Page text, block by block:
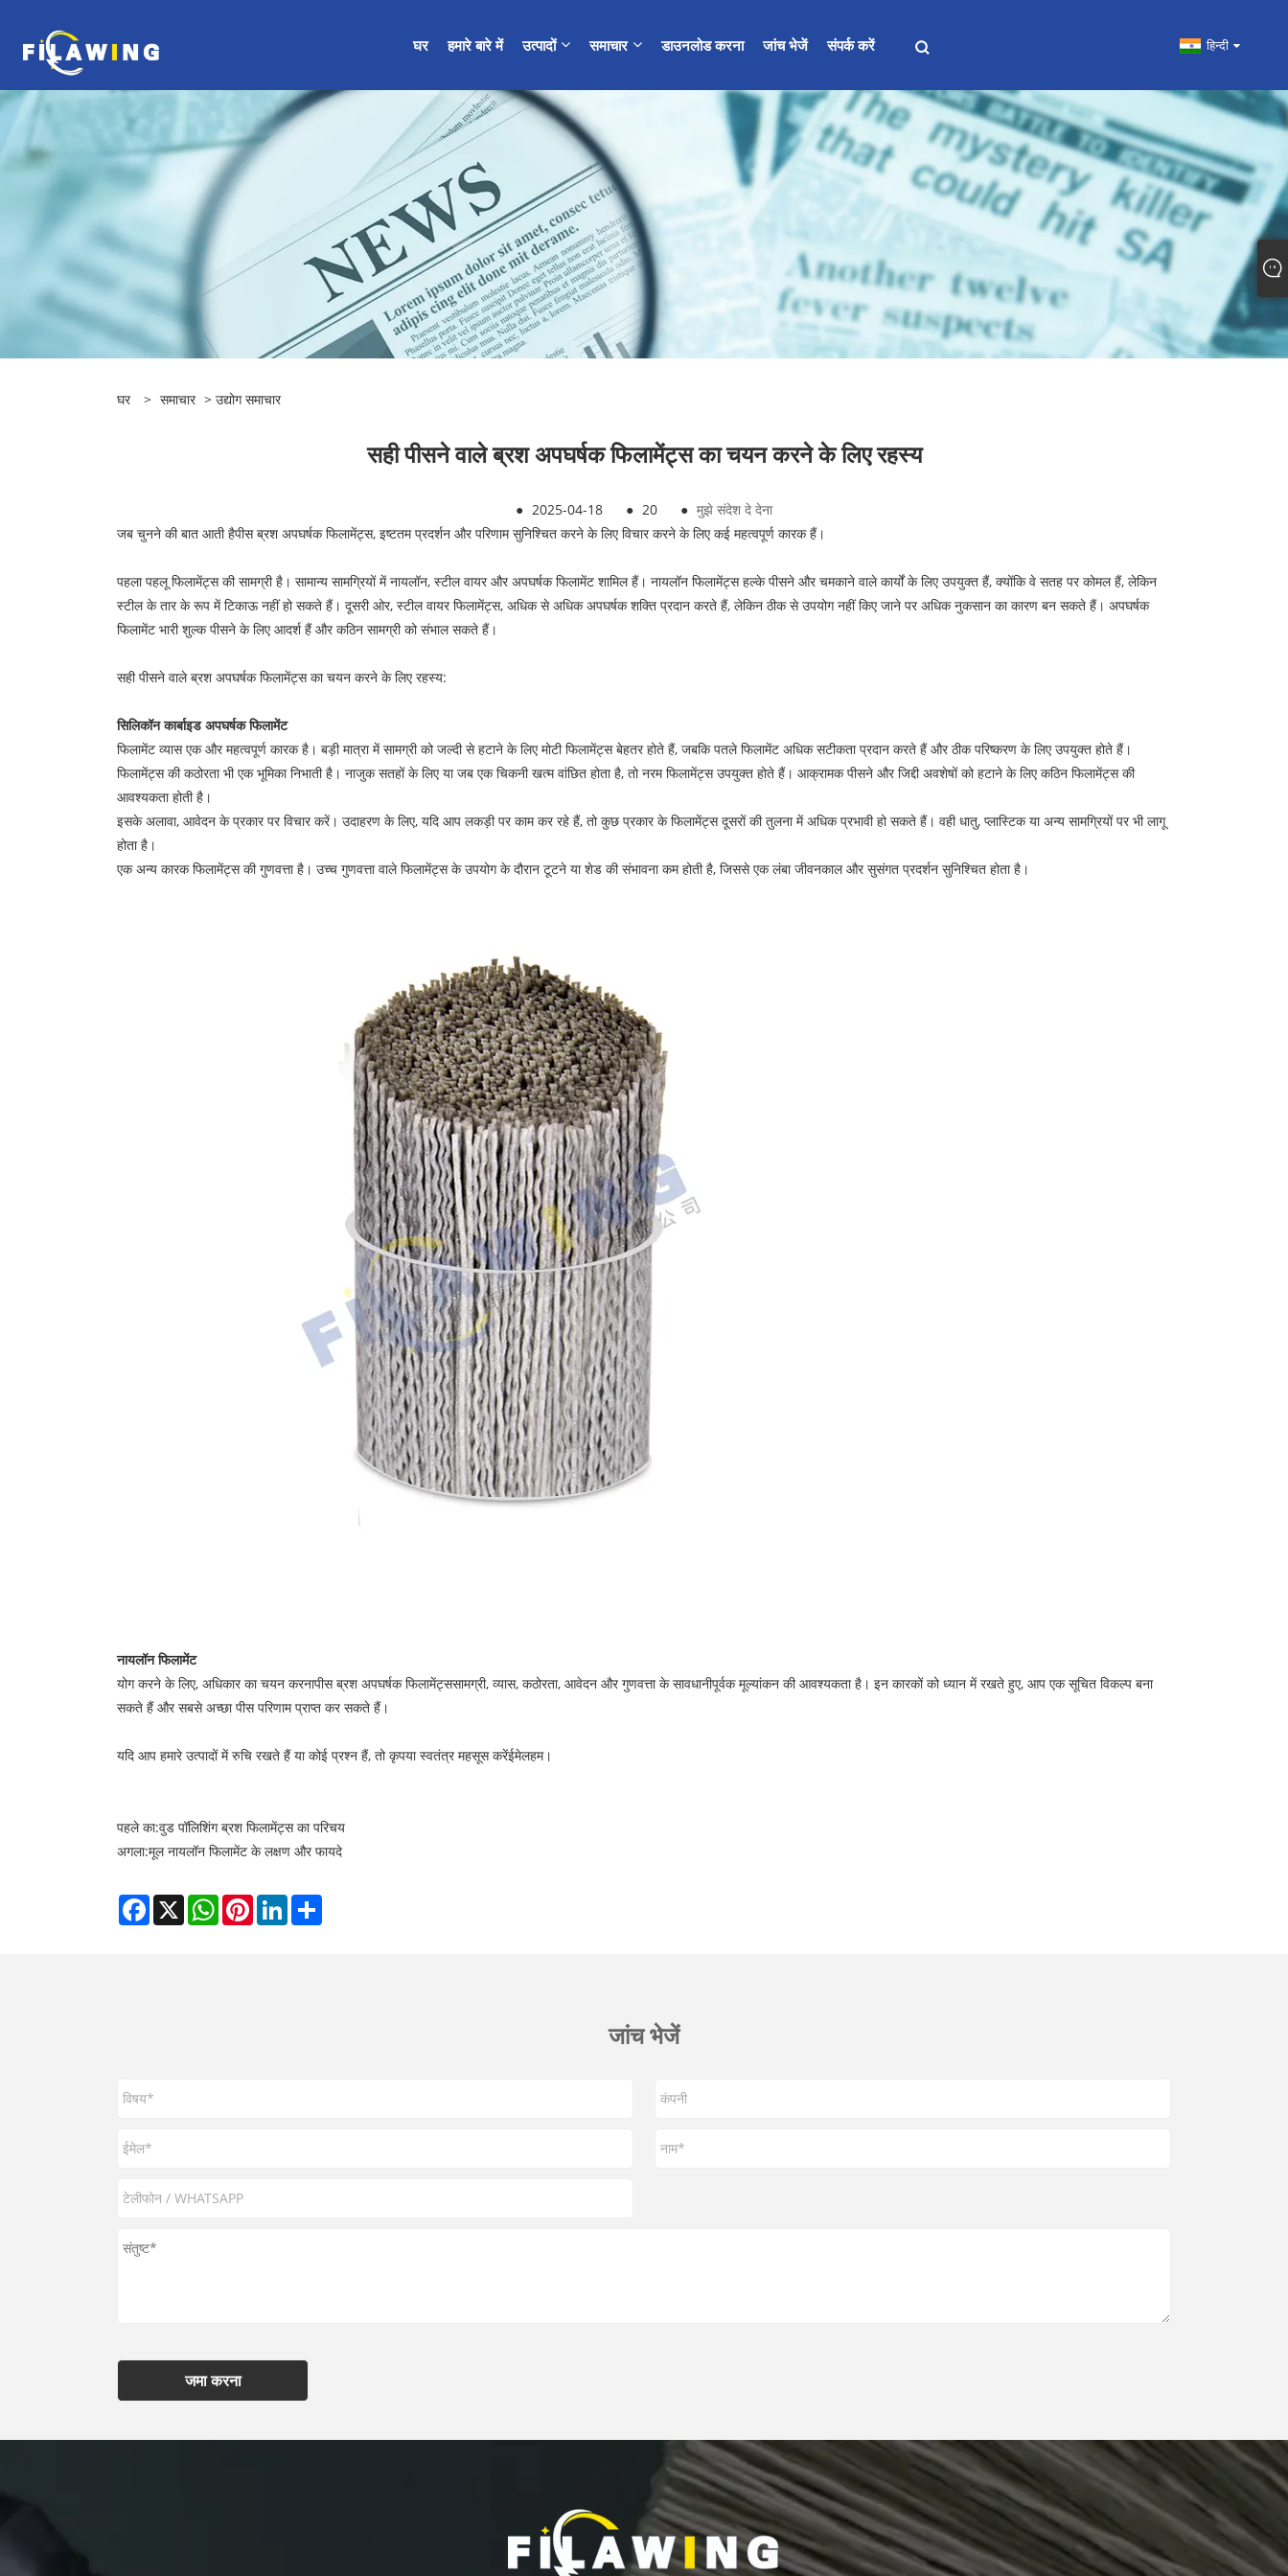
घर हमारे बारे में उत्पादों समाचार डाउनलोड करना जांच भेजें संपर्क करें हिन्दी
घर > समाचार > उद्योग समाचार
सही पीसने वाले ब्रश अपघर्षक फिलामेंट्स का चयन करने के लिए रहस्य
● 2025-04-18 ● 20 ● मुझे संदेश दे देना
जब चुनने की बात आती हैपीस ब्रश अपघर्षक फिलामेंट्स, इष्टतम प्रदर्शन और परिणाम सुनिश्चित करने के लिए विचार करने के लिए कई महत्वपूर्ण कारक हैं।
पहला पहलू फिलामेंट्स की सामग्री है। सामान्य सामग्रियों में नायलॉन, स्टील वायर और अपघर्षक फिलामेंट शामिल हैं। नायलॉन फिलामेंट्स हल्के पीसने और चमकाने वाले कार्यों के लिए उपयुक्त हैं, क्योंकि वे सतह पर कोमल हैं, लेकिन
स्टील के तार के रूप में टिकाऊ नहीं हो सकते हैं। दूसरी ओर, स्टील वायर फिलामेंट्स, अधिक से अधिक अपघर्षक शक्ति प्रदान करते हैं, लेकिन ठीक से उपयोग नहीं किए जाने पर अधिक नुकसान का कारण बन सकते हैं। अपघर्षक
फिलामेंट भारी शुल्क पीसने के लिए आदर्श हैं और कठिन सामग्री को संभाल सकते हैं।
सही पीसने वाले ब्रश अपघर्षक फिलामेंट्स का चयन करने के लिए रहस्य:
सिलिकॉन कार्बाइड अपघर्षक फिलामेंट
फिलामेंट व्यास एक और महत्वपूर्ण कारक है। बड़ी मात्रा में सामग्री को जल्दी से हटाने के लिए मोटी फिलामेंट्स बेहतर होते हैं, जबकि पतले फिलामेंट अधिक सटीकता प्रदान करते हैं और ठीक परिष्करण के लिए उपयुक्त होते हैं।
फिलामेंट्स की कठोरता भी एक भूमिका निभाती है। नाजुक सतहों के लिए या जब एक चिकनी खत्म वांछित होता है, तो नरम फिलामेंट्स उपयुक्त होते हैं। आक्रामक पीसने और जिद्दी अवशेषों को हटाने के लिए कठिन फिलामेंट्स की
आवश्यकता होती है।
इसके अलावा, आवेदन के प्रकार पर विचार करें। उदाहरण के लिए, यदि आप लकड़ी पर काम कर रहे हैं, तो कुछ प्रकार के फिलामेंट्स दूसरों की तुलना में अधिक प्रभावी हो सकते हैं। वही धातु, प्लास्टिक या अन्य सामग्रियों पर भी लागू
होता है।
एक अन्य कारक फिलामेंट्स की गुणवत्ता है। उच्च गुणवत्ता वाले फिलामेंट्स के उपयोग के दौरान टूटने या शेड की संभावना कम होती है, जिससे एक लंबा जीवनकाल और सुसंगत प्रदर्शन सुनिश्चित होता है।
नायलॉन फिलामेंट
योग करने के लिए, अधिकार का चयन करनापीस ब्रश अपघर्षक फिलामेंट्ससामग्री, व्यास, कठोरता, आवेदन और गुणवत्ता के सावधानीपूर्वक मूल्यांकन की आवश्यकता है। इन कारकों को ध्यान में रखते हुए, आप एक सूचित विकल्प बना
सकते हैं और सबसे अच्छा पीस परिणाम प्राप्त कर सकते हैं।
यदि आप हमारे उत्पादों में रुचि रखते हैं या कोई प्रश्न हैं, तो कृपया स्वतंत्र महसूस करेंईमेलहम।
पहले का:वुड पॉलिशिंग ब्रश फिलामेंट्स का परिचय
अगला:मूल नायलॉन फिलामेंट के लक्षण और फायदे
Facebook
X WhatsAppPinterestLinkedIn
जांच भेजें
जमा करना